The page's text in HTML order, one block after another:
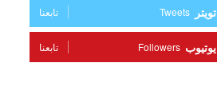
تويتر Tweets تابعنا
يوتيوب Followers تابعنا